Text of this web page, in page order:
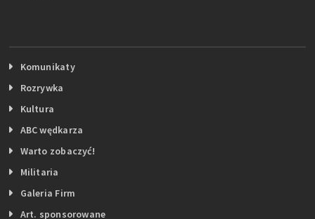
Komunikaty
Rozrywka
Kultura
ABC wędkarza
Warto zobaczyć!
Militaria
Galeria Firm
Art. sponsorowane